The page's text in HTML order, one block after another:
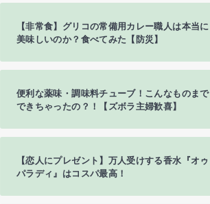
【非常食】グリコの常備用カレー職人は本当に
美味しいのか？食べてみた【防災】
便利な薬味・調味料チューブ！こんなものまで
できちゃったの？！【ズボラ主婦歓喜】
【恋人にプレゼント】万人受けする香水『オゥ
パラディ』はコスパ最高！